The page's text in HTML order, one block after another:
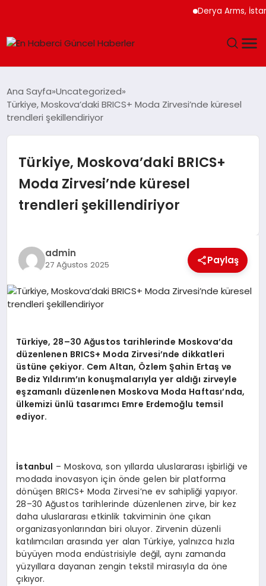
Derya Arms, İstanbul
SPOR
TEKNOLOJI
MAGAZIN
EKONOMI
EĞITIM
Ana Sayfa Uncategorized
Türkiye, Moskova’daki BRICS+ Moda Zirvesi’nde küresel
trendleri şekillendiriyor
Türkiye, Moskova’daki BRICS+
Moda Zirvesi’nde küresel
trendleri şekillendiriyor
admin
27 Ağustos 2025 Paylaş
Türkiye, 28–30 Ağustos tarihlerinde Moskova’da
düzenlenen BRICS+ Moda Zirvesi’nde dikkatleri
üstüne çekiyor. Cem Altan, Özlem Şahin Ertaş ve
Bediz Yıldırım’ın konuşmalarıyla yer aldığı zirveyle
eşzamanlı düzenlenen Moskova Moda Haftası’nda,
ülkemizi ünlü tasarımcı Emre Erdemoğlu temsil
ediyor.
İstanbul – Moskova, son yıllarda uluslararası işbirliği ve
modada inovasyon için önde gelen bir platforma
dönüşen BRICS+ Moda Zirvesi’ne ev sahipliği yapıyor.
28–30 Ağustos tarihlerinde düzenlenen zirve, bir kez
daha uluslararası etkinlik takviminin öne çıkan
organizasyonlarından biri oluyor. Zirvenin düzenli
katılımcıları arasında yer alan Türkiye, yalnızca hızla
büyüyen moda endüstrisiyle değil, aynı zamanda
yüzyıllara dayanan zengin tekstil mirasıyla da öne
çıkıyor.